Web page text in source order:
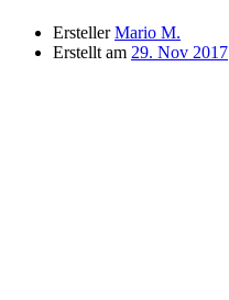
Ersteller Mario M.
Erstellt am 29. Nov 2017